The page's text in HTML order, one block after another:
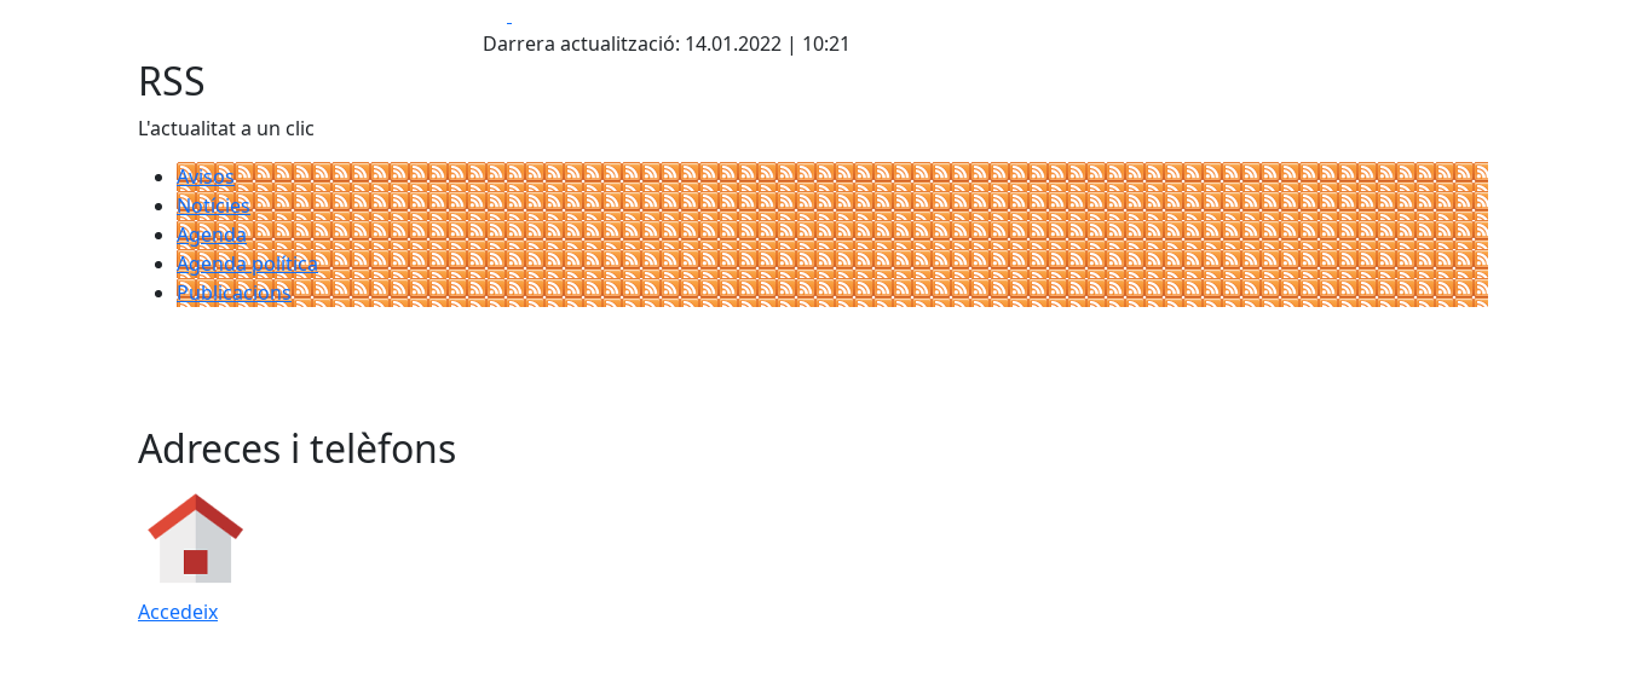
Darrera actualització: 14.01.2022 | 10:21
RSS
L'actualitat a un clic
Avisos
Notícies
Agenda
Agenda política
Publicacions
Adreces i telèfons
Accedeix